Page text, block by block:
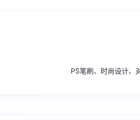
PS笔刷、时尚设计、